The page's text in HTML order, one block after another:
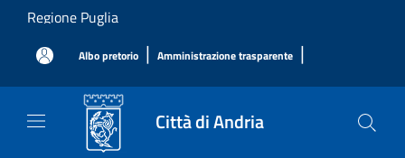
Salta al contenuto principale
Regione Puglia
Albo pretorio | Amministrazione trasparente |
Città di Andria